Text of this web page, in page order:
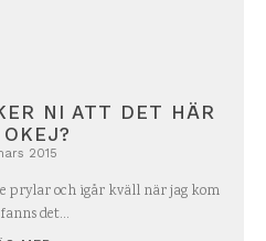
NI ATT DET HÄR
2015
prylar och igår kväll när jag kom
det...